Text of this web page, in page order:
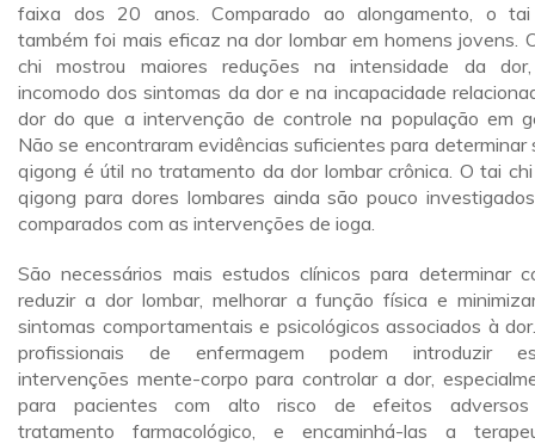
faixa dos 20 anos. Comparado ao alongamento, o
também foi mais eficaz na dor lombar em homens jovens.
chi mostrou maiores reduções na intensidade da
incomodo dos sintomas da dor e na incapacidade
dor do que a intervenção de controle na população em
Não se encontraram evidências suficientes para determinar
qigong é útil no tratamento da dor lombar crônica. O tai
qigong para dores lombares ainda são pouco
comparados com as intervenções de ioga.
São necessários mais estudos clínicos para determinar
reduzir a dor lombar, melhorar a função física e
sintomas comportamentais e psicológicos associados à
profissionais de enfermagem podem introduzir
intervenções mente-corpo para controlar a dor,
para pacientes com alto risco de efeitos
tratamento farmacológico, e encaminhá-las a